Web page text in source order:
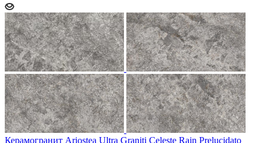
Керамогранит Ariostea Ultra Graniti Celeste Rain Prelucidato